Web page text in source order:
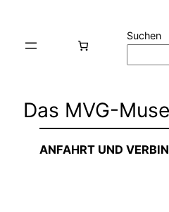
Suchen
Das MVG-
ANFAHRT UND